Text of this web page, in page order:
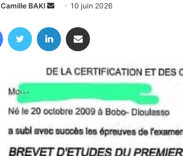
Camille BAKI
Envoyer
courriel
10 juin 2026
FacebookTwitter Linkedin